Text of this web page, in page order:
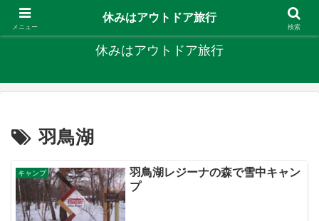
キャンプ、釣り、旅行など外遊びを楽しんでます
休みはアウトドア旅行
羽鳥湖
キャンプ
羽鳥湖レジーナの森で雪中キャン
プ
メニュー
休みはアウトドア旅行
検索